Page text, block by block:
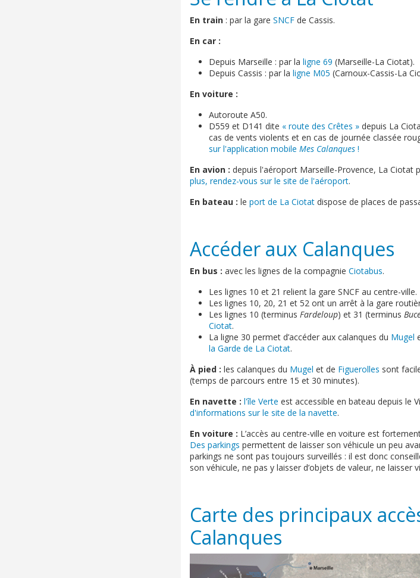
En train : par la gare SNCF de Cassis.
En car :
Depuis Marseille : par la ligne 69 (Marseille-La Ciotat).
Depuis Cassis : par la ligne M05 (Carnoux-Cassis-La
En voiture :
Autoroute A50.
D559 et D141 dite « route des Crêtes » depuis La
cas de vents violents et en cas de journée classée
sur l'application mobile Mes Calanques !
En avion : depuis l'aéroport Marseille-Provence, La Ciotat
plus, rendez-vous sur le site de l'aéroport.
En bateau : le port de La Ciotat dispose de places de
Accéder aux Calanques
En bus : avec les lignes de la compagnie Ciotabus.
Les lignes 10 et 21 relient la gare SNCF au centre-ville.
Les lignes 10, 20, 21 et 52 ont un arrêt à la gare
Les lignes 10 (terminus Fardeloup) et 31 (terminus
Ciotat.
La ligne 30 permet d’accéder aux calanques du Mugel
la Garde de La Ciotat.
À pied : les calanques du Mugel et de Figuerolles sont
(temps de parcours entre 15 et 30 minutes).
En navette : l'île Verte est accessible en bateau depuis le
d'informations sur le site de la navette.
En voiture : L’accès au centre-ville en voiture est
Des parkings permettent de laisser son véhicule un peu
parkings ne sont pas toujours surveillés : il est donc
son véhicule, ne pas y laisser d’objets de valeur, ne
Carte des principaux
Calanques